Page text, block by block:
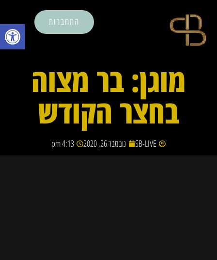
פתח התחברות
מוגן: בר מצוה
בחצר הקודש
SB-LIVE נובמבר 26, 2020 4:13 pm